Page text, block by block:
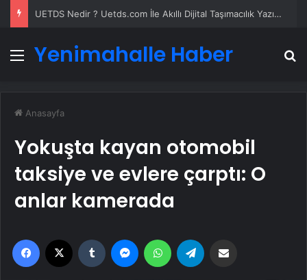
UETDS Nedir ? Uetds.com İle Akıllı Dijital Taşımacılık Yazılımı
Menü
Yenimahalle Haber
Anasayfa
Yokuşta kayan otomobil
taksiye ve evlere çarptı: O
anlar kamerada
Facebook Tumblr MessengerWhatsApp